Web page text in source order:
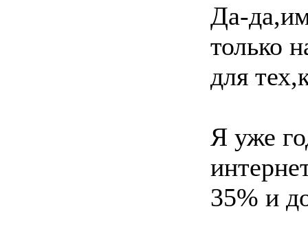
Да-
только
для
Я уже
35% и